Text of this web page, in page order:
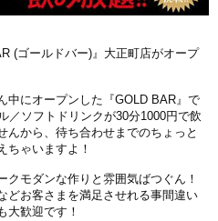
(ゴールドバー)』大正町店がオープ
中にオープンした『GOLD BAR』で
／ソフトドリンクが30分1000円で飲
んから、待ち合わせまでのちょっと
ちゃいますよ！
モダンな作りと雰囲気ばつぐん！
どお客さまを満足させれる事間違い
大歓迎です！